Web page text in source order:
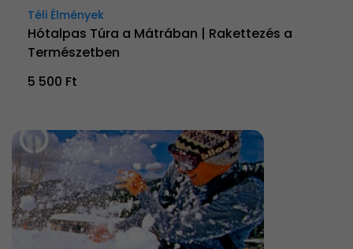
Téli Élmények
Hótalpas Túra a Mátrában | Rakettezés a
Természetben
5 500 Ft